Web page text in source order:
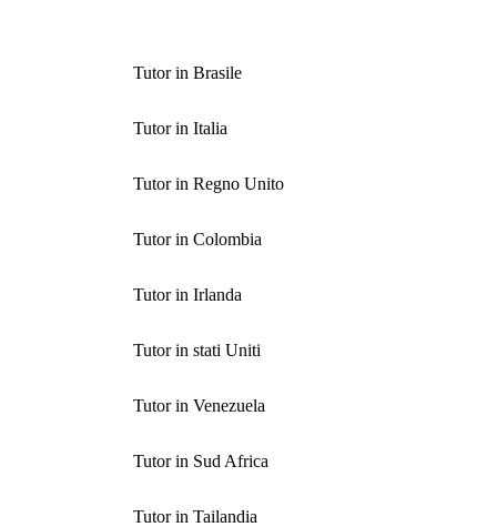
Tutor in Brasile
Tutor in Italia
Tutor in Regno Unito
Tutor in Colombia
Tutor in Irlanda
Tutor in stati Uniti
Tutor in Venezuela
Tutor in Sud Africa
Tutor in Tailandia